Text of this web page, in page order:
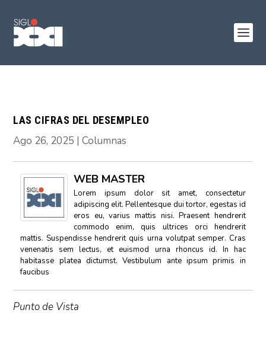
LAS CIFRAS DEL DESEMPLEO
Ago 26, 2025 |Columnas
WEB MASTER
Lorem ipsum dolor sit amet, consectetur
adipiscing elit. Pellentesque dui tortor, egestas id
eros eu, varius mattis nisi. Praesent hendrerit
commodo enim, quis ultrices orci hendrerit
mattis. Suspendisse hendrerit quis urna volutpat semper. Cras
venenatis sem lectus, et euismod urna rhoncus id. In hac
habitasse platea dictumst. Vestibulum ante ipsum primis in
faucibus
Punto de Vista